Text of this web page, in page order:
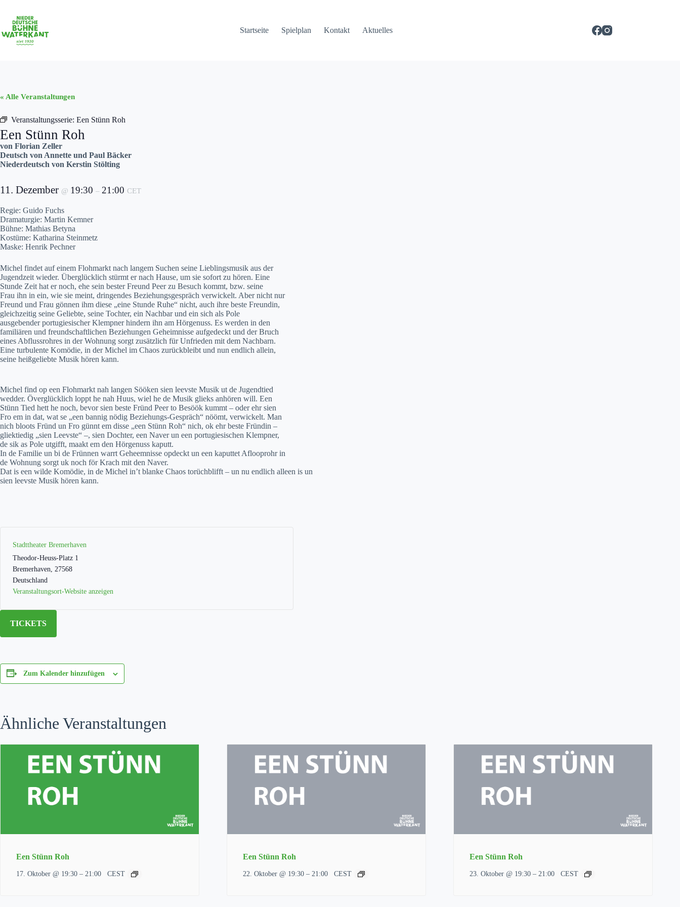
springen
Startseite
Spielplan Kontakt Aktuelles
« Alle Veranstaltungen
Veranstaltungsserie: Een Stünn Roh
Een Stünn Roh
von Florian Zeller
Deutsch von Annette und Paul Bäcker
Niederdeutsch von Kerstin Stölting
11. Dezember @ 19:30 – 21:00 CET
Regie: Guido Fuchs
Dramaturgie: Martin Kemner
Bühne: Mathias Betyna
Kostüme: Katharina Steinmetz
Maske: Henrik Pechner
Michel findet auf einem Flohmarkt nach langem Suchen seine Lieblingsmusik aus der
Jugendzeit wieder. Überglücklich stürmt er nach Hause, um sie sofort zu hören. Eine
Stunde Zeit hat er noch, ehe sein bester Freund Peer zu Besuch kommt, bzw. seine
Frau ihn in ein, wie sie meint, dringendes Beziehungsgespräch verwickelt. Aber nicht nur
Freund und Frau gönnen ihm diese „eine Stunde Ruhe“ nicht, auch ihre beste Freundin,
gleichzeitig seine Geliebte, seine Tochter, ein Nachbar und ein sich als Pole
ausgebender portugiesischer Klempner hindern ihn am Hörgenuss. Es werden in den
familiären und freundschaftlichen Beziehungen Geheimnisse aufgedeckt und der Bruch
eines Abflussrohres in der Wohnung sorgt zusätzlich für Unfrieden mit dem Nachbarn.
Eine turbulente Komödie, in der Michel im Chaos zurückbleibt und nun endlich allein,
seine heißgeliebte Musik hören kann.
Michel find op een Flohmarkt nah langen Sööken sien leevste Musik ut de Jugendtied
wedder. Överglücklich loppt he nah Huus, wiel he de Musik glieks anhören will. Een
Stünn Tied hett he noch, bevor sien beste Fründ Peer to Besöök kummt – oder ehr sien
Fro em in dat, wat se „een bannig nödig Beziehungs-Gespräch“ nöömt, verwickelt. Man
nich bloots Fründ un Fro günnt em disse „een Stünn Roh“ nich, ok ehr beste Fründin –
gliektiedig „sien Leevste“ –, sien Dochter, een Naver un een portugiesischen Klempner,
de sik as Pole utgifft, maakt em den Hörgenuss kaputt.
In de Familie un bi de Frünnen warrt Geheemnisse opdeckt un een kaputtet Aflooprohr in
de Wohnung sorgt uk noch för Krach mit den Naver.
Dat is een wilde Komödie, in de Michel in’t blanke Chaos torüchblifft – un nu endlich alleen is un
sien leevste Musik hören kann.
Stadttheater Bremerhaven
Theodor-Heuss-Platz 1
Bremerhaven, 27568
Deutschland
Veranstaltungsort-Website anzeigen
TICKETS
Zum Kalender hinzufügen
Ähnliche Veranstaltungen
Een Stünn Roh
17. Oktober @ 19:30 – 21:00 CEST
Een Stünn Roh
22. Oktober @ 19:30 – 21:00 CEST
Een Stünn Roh
23. Oktober @ 19:30 – 21:00 CEST